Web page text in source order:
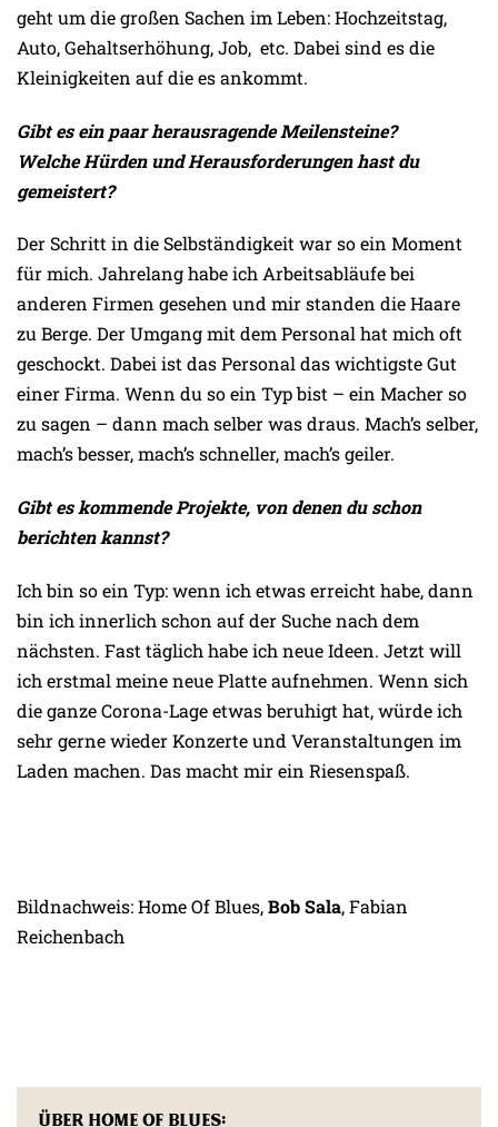
geht um die großen Sachen im Leben: Hochzeitstag,
Auto, Gehaltserhöhung, Job, etc. Dabei sind es die
Kleinigkeiten auf die es ankommt.
Gibt es ein paar herausragende Meilensteine?
Welche Hürden und Herausforderungen hast du
gemeistert?
Der Schritt in die Selbständigkeit war so ein Moment
für mich. Jahrelang habe ich Arbeitsabläufe bei
anderen Firmen gesehen und mir standen die Haare
zu Berge. Der Umgang mit dem Personal hat mich oft
geschockt. Dabei ist das Personal das wichtigste Gut
einer Firma. Wenn du so ein Typ bist – ein Macher so
zu sagen – dann mach selber was draus. Mach’s selber,
mach’s besser, mach’s schneller, mach’s geiler.
Gibt es kommende Projekte, von denen du schon
berichten kannst?
Ich bin so ein Typ: wenn ich etwas erreicht habe, dann
bin ich innerlich schon auf der Suche nach dem
nächsten. Fast täglich habe ich neue Ideen. Jetzt will
ich erstmal meine neue Platte aufnehmen. Wenn sich
die ganze Corona-Lage etwas beruhigt hat, würde ich
sehr gerne wieder Konzerte und Veranstaltungen im
Laden machen. Das macht mir ein Riesenspaß.
Bildnachweis: Home Of Blues,Bob Sala, Fabian
Reichenbach
Über Home Of Blues: